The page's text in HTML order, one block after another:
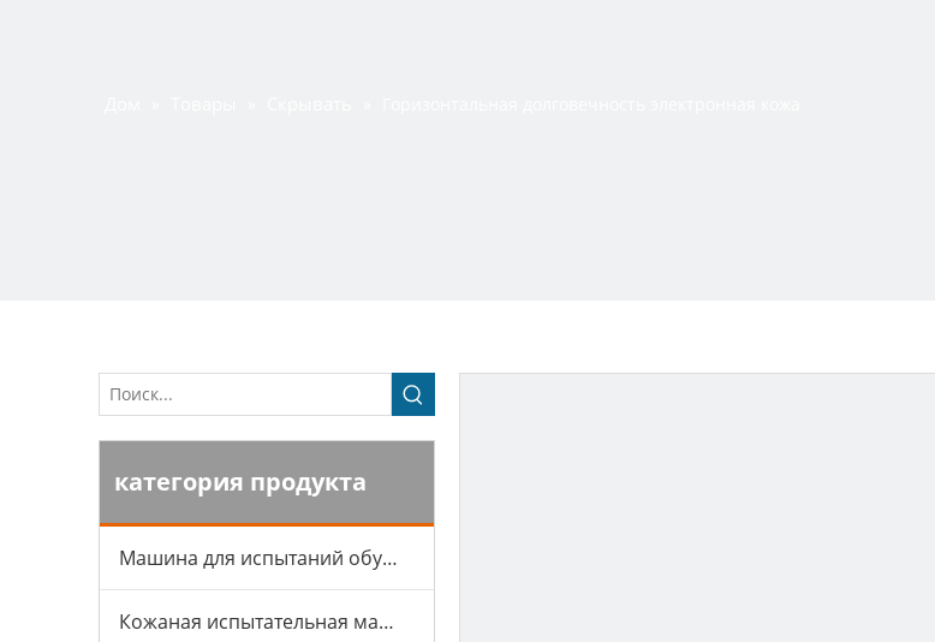
категория продукта
Машина для испытаний обуви
Кожаная испытательная машина